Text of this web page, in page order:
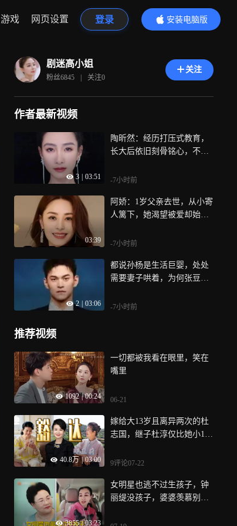
游戏 网页设置 登录
安装电脑版
内容更精彩
剧迷高小姐
粉丝6845 | 关注0
关注
作者最新视频
3 03:51
陶昕然：经历打压式教育，
长大后依旧刻骨铭心，不愿
-7小时前
03:39
阿娇：1岁父亲去世，从小寄
人篱下，她渴望被爱却始终
-7小时前
2 03:06
都说孙杨是生活巨婴，处处
需要妻子哄着，为何张豆豆
-7小时前
推荐视频
1092 | 00:24
一切都被我看在眼里，笑在
嘴里
06-21
40.8万 | 03:00
嫁给大13岁且离异两次的杜
志国，继子杜淳仅比她小14
吗|贵圈人物
9评论07-22
3855 | 03:23
女明星也逃不过生孩子，钟
丽缇没孩子，婆婆羡慕别人